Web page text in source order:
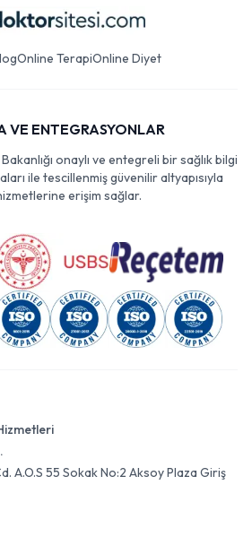
Online TerapiOnline Diyet
VE ENTEGRASYONLAR
onaylı ve entegreli bir sağlık bilgi
ile tescillenmiş güvenilir altyapısıyla
erişim sağlar.
A.O.S 55 Sokak No:2 Aksoy Plaza Giriş